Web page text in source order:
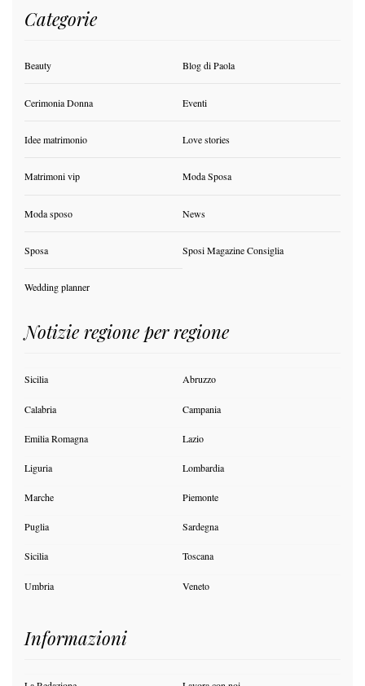
Categorie
Beauty Blog di Paola
Cerimonia Donna Eventi
Idee matrimonio Love stories
Matrimoni vip Moda Sposa
Moda sposo News
Sposa Sposi Magazine Consiglia
Wedding planner
Notizie regione per regione
Sicilia Abruzzo
Calabria Campania
Emilia Romagna Lazio
Liguria Lombardia
Marche Piemonte
Puglia Sardegna
Sicilia Toscana
Umbria Veneto
Informazioni